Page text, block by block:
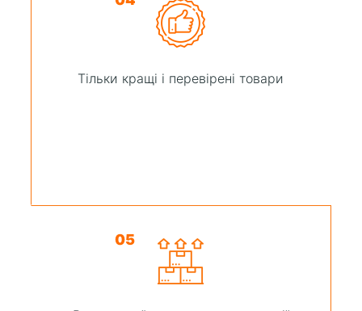
Тільки кращі і перевірені товари
05